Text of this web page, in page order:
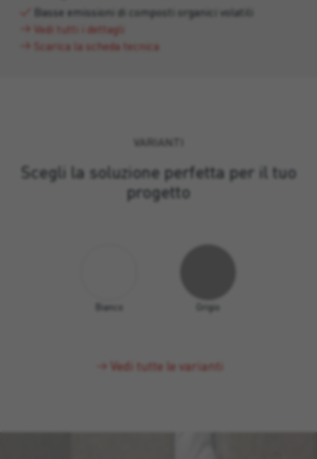
Basse emissioni di composti organici volatili
Vedi tutti i dettagli
Scarica la scheda tecnica
VARIANTI
Scegli la soluzione perfetta per il tuo
progetto
Bianco Grigio
Vedi tutte le varianti